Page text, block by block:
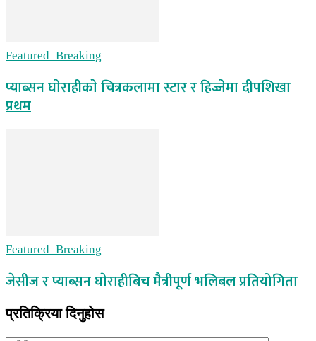
Featured_Breaking
प्याब्सन घाेराहीकाे चित्रकलामा स्टार र हिज्जेमा दीपशिखा
प्रथम
Featured_Breaking
जेसीज र प्याब्सन घाेराहीबिच मैत्रीपूर्ण भलिबल प्रतियोगिता
प्रतिक्रिया दिनुहोस